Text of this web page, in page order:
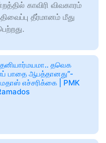
காவிரி விவகாரம்
தீர்மானம் மீது
தவெக
பாதை ஆபத்தானது”-
எச்சரிக்கை | PMK